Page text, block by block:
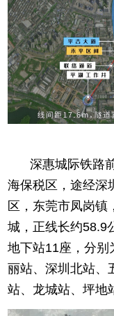
深惠城际铁路
海保税区，途经深
区，东莞市凤岗镇
城，正线长约58.9
地下站11座，分别
丽站、深圳北站、
站、龙城站、坪地